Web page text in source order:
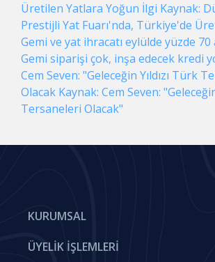
Üretilen Yatlara Yoğun İlgi Kaynak:
Prestijli Yat Fuarı'nda, Türkiye'de
Gemi ve yat ihracatı eylülde yüzde 70
Gemi siparişi çok, inşa edecek kredi
Cem Seven: "Geleceğin Yıldızı Türk
Olacak Kaynak: Cem Seven:
Tersaneleri Olacak"
KURUMSAL
ÜYELIK İŞLEMLERI